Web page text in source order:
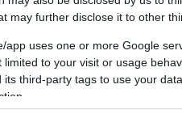
may further disclose it to other
app uses one or more Google
to your visit or usage
third-party tags to use your
trascendencia en el
extrañas alineaciones de
en las jornadas 6 y 7 y
ante el Elche y vuelva a